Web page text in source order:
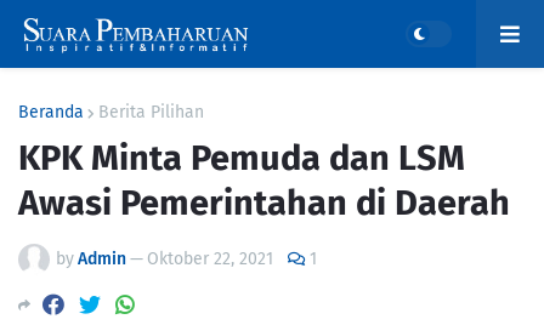
Beranda Berita Pilihan
KPK Minta Pemuda dan LSM
Awasi Pemerintahan di Daerah
byAdmin— Oktober 22, 2021 1